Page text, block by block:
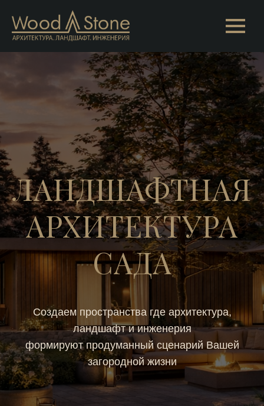
ЛАНДШАФТНАЯ
АРХИТЕКТУРА
САДА
Создаем пространства где архитектура,
ландшафт и инженерия
формируют продуманный сценарий Вашей
загородной жизни